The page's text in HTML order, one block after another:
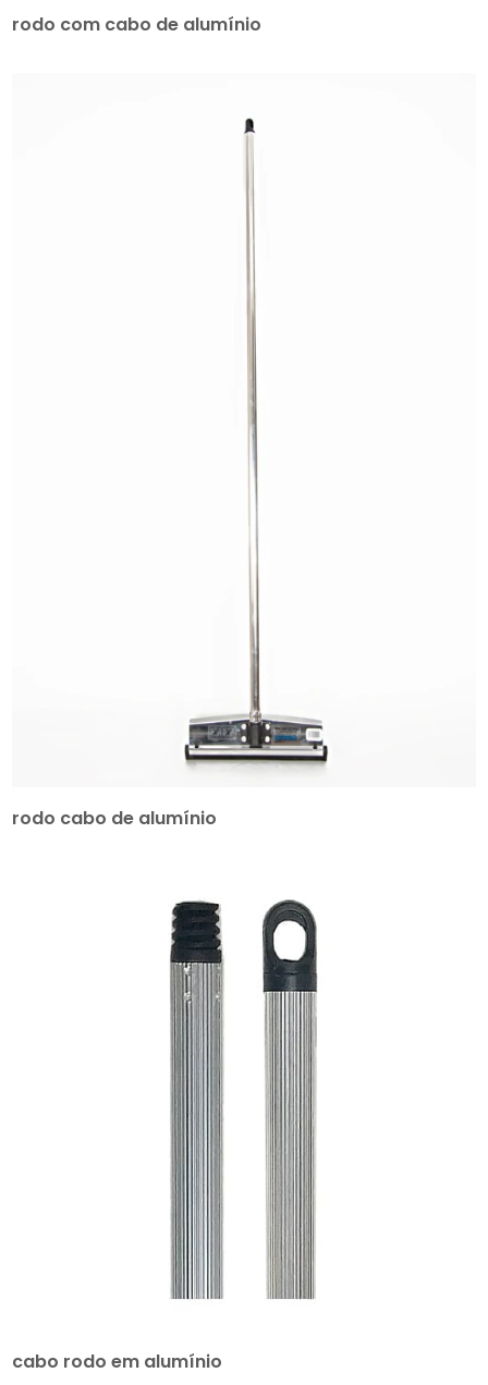
rodo com cabo de alumínio
rodo cabo de alumínio
cabo rodo em alumínio